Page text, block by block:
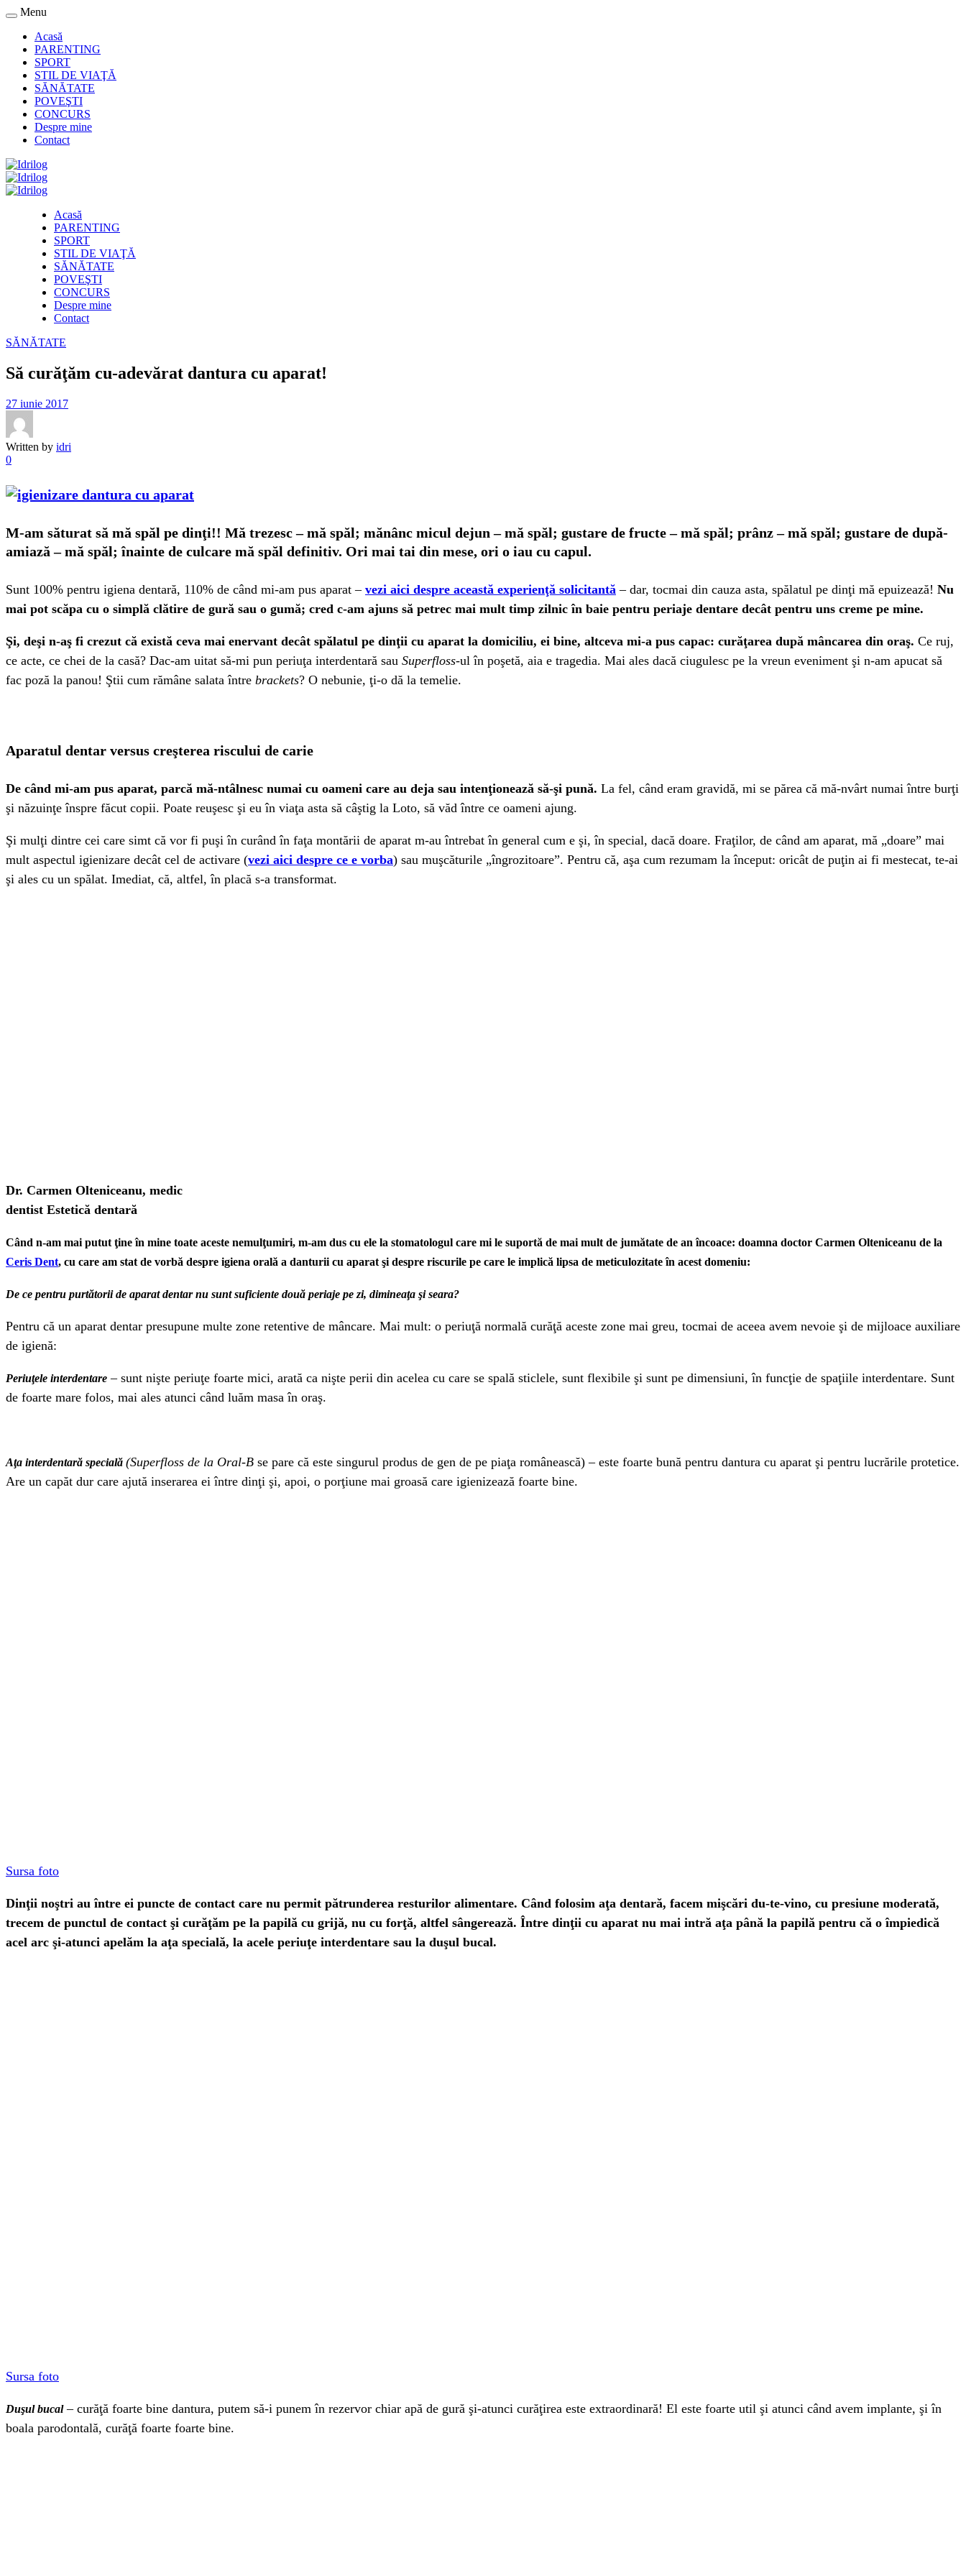
Menu
Acasă
PARENTING
SPORT
STIL DE VIAŢĂ
SĂNĂTATE
POVEŞTI
CONCURS
Despre mine
Contact
Acasă
PARENTING
SPORT
STIL DE VIAŢĂ
SĂNĂTATE
POVEŞTI
CONCURS
Despre mine
Contact
SĂNĂTATE
Să curăţăm cu-adevărat dantura cu aparat!
27 iunie 2017
Written by idri
0
M-am săturat să mă spăl pe dinţi!! Mă trezesc – mă spăl; mănânc micul dejun – mă spăl; gustare de fructe – mă spăl; prânz – mă spăl; gustare de după-
amiază – mă spăl; înainte de culcare mă spăl definitiv. Ori mai tai din mese, ori o iau cu capul.
Sunt 100% pentru igiena dentară, 110% de când mi-am pus aparat – vezi aici despre această experienţă solicitantă – dar, tocmai din cauza asta, spălatul pe dinţi mă epuizează! Nu
mai pot scăpa cu o simplă clătire de gură sau o gumă; cred c-am ajuns să petrec mai mult timp zilnic în baie pentru periaje dentare decât pentru uns creme pe mine.
Şi, deşi n-aş fi crezut că există ceva mai enervant decât spălatul pe dinţii cu aparat la domiciliu, ei bine, altceva mi-a pus capac: curăţarea după mâncarea din oraş. Ce ruj,
ce acte, ce chei de la casă? Dac-am uitat să-mi pun periuţa interdentară sau Superfloss-ul în poşetă, aia e tragedia. Mai ales dacă ciugulesc pe la vreun eveniment şi n-am apucat să
fac poză la panou! Ştii cum rămâne salata între brackets? O nebunie, ţi-o dă la temelie.
Aparatul dentar versus creşterea riscului de carie
De când mi-am pus aparat, parcă mă-ntâlnesc numai cu oameni care au deja sau intenţionează să-şi pună. La fel, când eram gravidă, mi se părea că mă-nvârt numai între burţi
şi năzuinţe înspre făcut copii. Poate reuşesc şi eu în viaţa asta să câştig la Loto, să văd între ce oameni ajung.
Şi mulţi dintre cei care simt că vor fi puşi în curând în faţa montării de aparat m-au întrebat în general cum e şi, în special, dacă doare. Fraţilor, de când am aparat, mă „doare” mai
mult aspectul igienizare decât cel de activare (vezi aici despre ce e vorba) sau muşcăturile „îngrozitoare”. Pentru că, aşa cum rezumam la început: oricât de puţin ai fi mestecat, te-ai
şi ales cu un spălat. Imediat, că, altfel, în placă s-a transformat.
Dr. Carmen Olteniceanu, medic
dentist Estetică dentară
Când n-am mai putut ţine în mine toate aceste nemulţumiri, m-am dus cu ele la stomatologul care mi le suportă de mai mult de jumătate de an încoace: doamna doctor Carmen Olteniceanu de la
Ceris Dent, cu care am stat de vorbă despre igiena orală a danturii cu aparat şi despre riscurile pe care le implică lipsa de meticulozitate în acest domeniu:
De ce pentru purtătorii de aparat dentar nu sunt suficiente două periaje pe zi, dimineaţa şi seara?
Pentru că un aparat dentar presupune multe zone retentive de mâncare. Mai mult: o periuţă normală curăţă aceste zone mai greu, tocmai de aceea avem nevoie şi de mijloace auxiliare
de igienă:
Periuţele interdentare – sunt nişte periuţe foarte mici, arată ca nişte perii din acelea cu care se spală sticlele, sunt flexibile şi sunt pe dimensiuni, în funcţie de spaţiile interdentare. Sunt
de foarte mare folos, mai ales atunci când luăm masa în oraş.
Aţa interdentară specială (Superfloss de la Oral-B se pare că este singurul produs de gen de pe piaţa românească) – este foarte bună pentru dantura cu aparat şi pentru lucrările protetice.
Are un capăt dur care ajută inserarea ei între dinţi şi, apoi, o porţiune mai groasă care igienizează foarte bine.
Sursa foto
Dinţii noştri au între ei puncte de contact care nu permit pătrunderea resturilor alimentare. Când folosim aţa dentară, facem mişcări du-te-vino, cu presiune moderată,
trecem de punctul de contact şi curăţăm pe la papilă cu grijă, nu cu forţă, altfel sângerează. Între dinţii cu aparat nu mai intră aţa până la papilă pentru că o împiedică
acel arc şi-atunci apelăm la aţa specială, la acele periuţe interdentare sau la duşul bucal.
Sursa foto
Duşul bucal– curăţă foarte bine dantura, putem să-i punem în rezervor chiar apă de gură şi-atunci curăţirea este extraordinară! El este foarte util şi atunci când avem implante, şi în
boala parodontală, curăţă foarte foarte bine.